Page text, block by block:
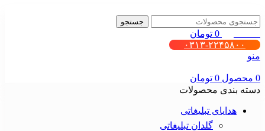
جستجو
0 تومان
۰۳۱۳-۲۲۴۵۸۰۰
منو
0 محصول 0 تومان
دسته بندی محصولات
هدایای تبلیغاتی
گلدان تبلیغاتی